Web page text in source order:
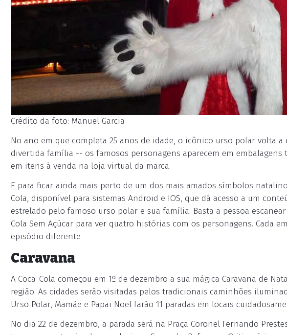
Crédito da foto: Manuel Garcia
No ano em que completa 25 anos de idade, o icônico urso polar volta a
divertida família -- os famosos personagens aparecem em embalagens
em itens à venda na loja virtual da marca.
E para ficar ainda mais perto de um dos mais amados símbolos
Cola, disponível para sistemas Android e IOS, que dá acesso a um
estrelado pelo famoso urso polar e sua família. Basta a pessoa
Cola Sem Açúcar para ver quatro histórias com os personagens. Cada
episódio diferente
Caravana
A Coca-Cola começou em 1º de dezembro a sua mágica Caravana de
região. As cidades serão visitadas pelos tradicionais caminhões
Urso Polar, Mamãe e Papai Noel farão 11 paradas em locais
No dia 22 de dezembro, a parada será na Praça Coronel Fernando